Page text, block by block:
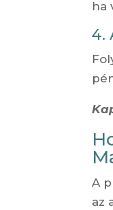
ha
4.
A
az